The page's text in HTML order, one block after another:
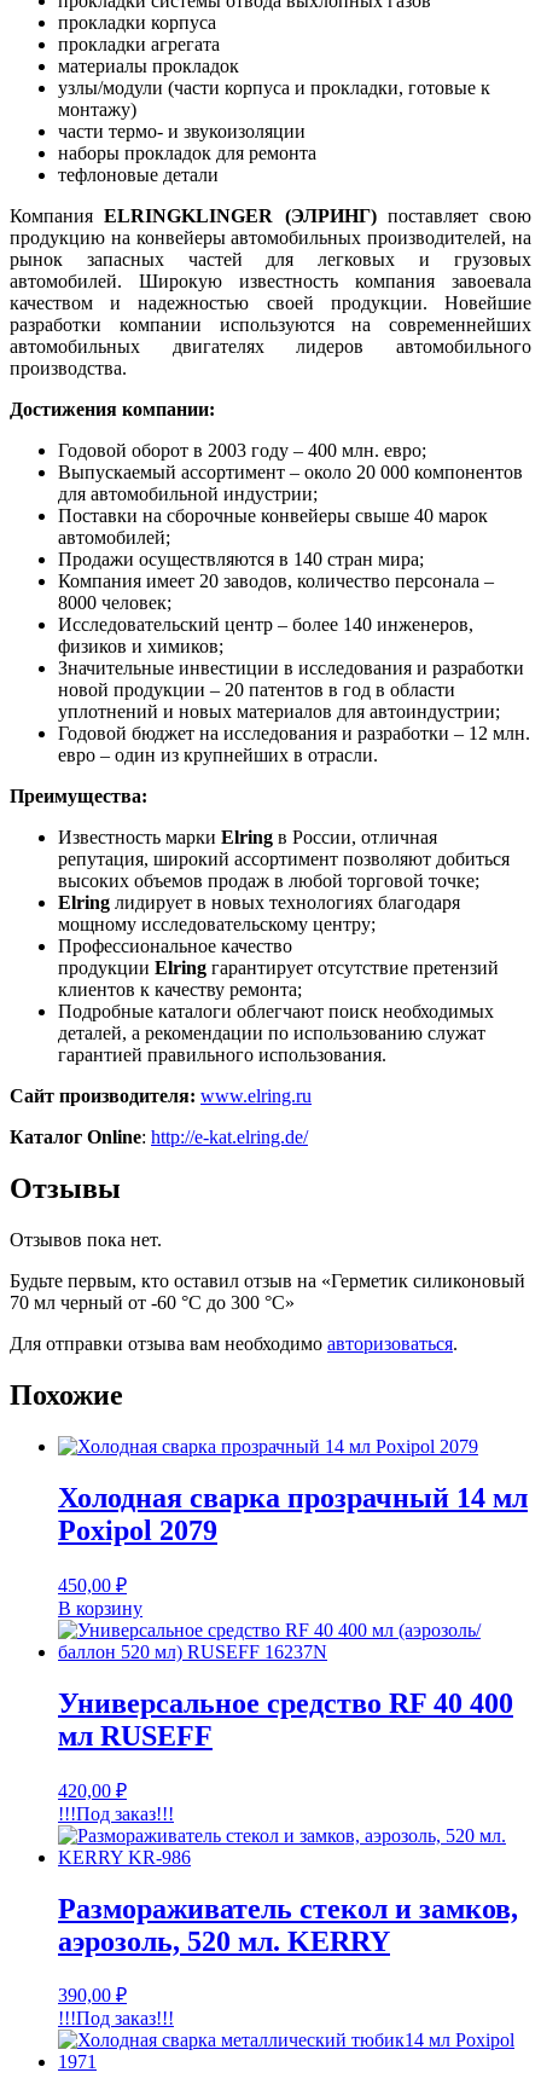
прокладки корпуса
прокладки агрегата
материалы прокладок
узлы/модули (части корпуса и прокладки, готовые к
монтажу)
части термо- и звукоизоляции
наборы прокладок для ремонта
тефлоновые детали
КомпанияELRINGKLINGER (ЭЛРИНГ)поставляет свою
продукцию на конвейеры автомобильных производителей, на
рынок запасных частей для легковых и грузовых
автомобилей. Широкую известность компания завоевала
качеством и надежностью своей продукции. Новейшие
разработки компании используются на современнейших
автомобильных двигателях лидеров автомобильного
производства.
Достижения компании:
Годовой оборот в 2003 году – 400 млн. eвро;
Выпускаемый ассортимент – около 20 000 компонентов
для автомобильной индустрии;
Поставки на сборочные конвейеры свыше 40 марок
автомобилей;
Продажи осуществляются в 140 стран мира;
Компания имеет 20 заводов, количество персонала –
8000 человек;
Исследовательский центр – более 140 инженеров,
физиков и химиков;
Значительные инвестиции в исследования и разработки
новой продукции – 20 патентов в год в области
уплотнений и новых материалов для автоиндустрии;
Годовой бюджет на исследования и разработки – 12 млн.
eвро – один из крупнейших в отрасли.
Преимущества:
Известность марки Elring в России, отличная
репутация, широкий ассортимент позволяют добиться
высоких объемов продаж в любой торговой точке;
Elring лидирует в новых технологиях благодаря
мощному исследовательскому центру;
Профессиональное качество
продукции Elring гарантирует отсутствие претензий
клиентов к качеству ремонта;
Подробные каталоги облегчают поиск необходимых
деталей, а рекомендации по использованию служат
гарантией правильного использования.
Сайт производителя: www.elring.ru
Каталог Online: http://e-kat.elring.de/
Отзывы
Отзывов пока нет.
Будьте первым, кто оставил отзыв на «Герметик силиконовый
70 мл черный от -60 °С до 300 °С»
Для отправки отзыва вам необходимо авторизоваться.
Похожие
Холодная сварка прозрачный 14 мл
Poxipol 2079
450,00 ₽
В корзину
Универсальное средство RF 40 400
мл RUSEFF
420,00 ₽
!!!Под заказ!!!
Размораживатель стекол и замков,
аэрозоль, 520 мл. KERRY
390,00 ₽
!!!Под заказ!!!